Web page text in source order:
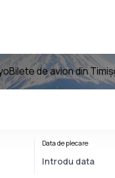
Bilete de avion din
Data de plecare